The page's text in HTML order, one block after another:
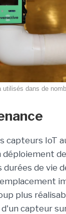
dans de
capteurs IoT
de vie
plus
capteur